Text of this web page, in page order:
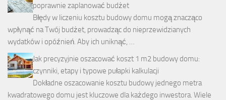
poprawnie zaplanować budżet
Błędy w liczeniu kosztu budowy domu mogą znacząco
wpłynąć na Twój budżet, prowadząc do nieprzewidzianych
wydatków i opóźnień. Aby ich uniknąć, …
Jak precyzyjnie oszacować koszt 1 m2 budowy domu:
czynniki, etapy i typowe pułapki kalkulacji
Dokładne oszacowanie kosztu budowy jednego metra
kwadratowego domu jest kluczowe dla każdego inwestora. Wiele